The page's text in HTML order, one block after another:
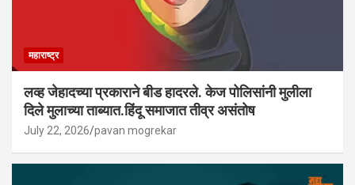
महाराष्ट्र
लव्ह जेहादच्या प्रकाराने बीड हादरले. केज पोलिसांनी मुलीला
दिले मुलाच्या ताब्यात.हिंदू समाजात तीव्र असंतोष
July 22, 2026 pavan mogrekar